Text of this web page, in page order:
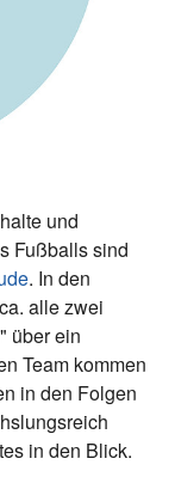
und
Fußballs sind
. In den
alle zwei
über ein
Team kommen
in den Folgen
in den Blick.